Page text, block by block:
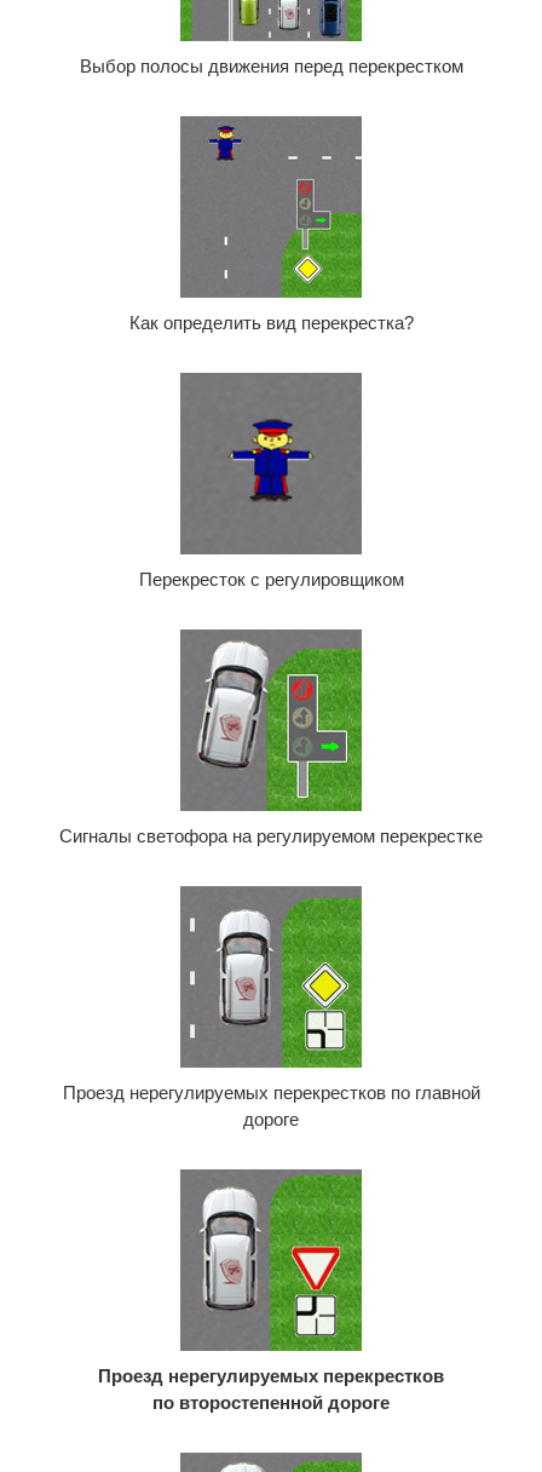
Выбор полосы движения перед перекрестком
Как определить вид перекрестка?
Перекресток с регулировщиком
Сигналы светофора на регулируемом перекрестке
Проезд нерегулируемых перекрестков по главной
дороге
Проезд нерегулируемых перекрестков
по второстепенной дороге